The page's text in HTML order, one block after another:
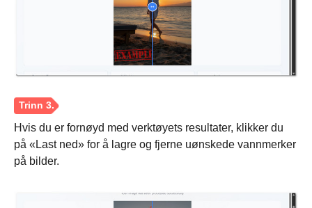
Hvis du er fornøyd med verktøyets resultater, klikker du
på «Last ned» for å lagre og fjerne uønskede vannmerker
på bilder.